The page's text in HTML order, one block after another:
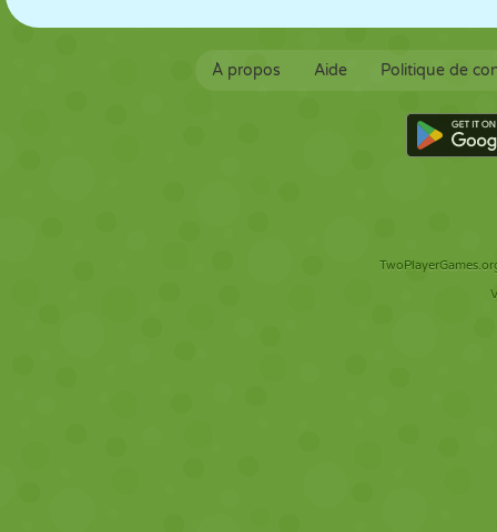
À propos Aide Politique de